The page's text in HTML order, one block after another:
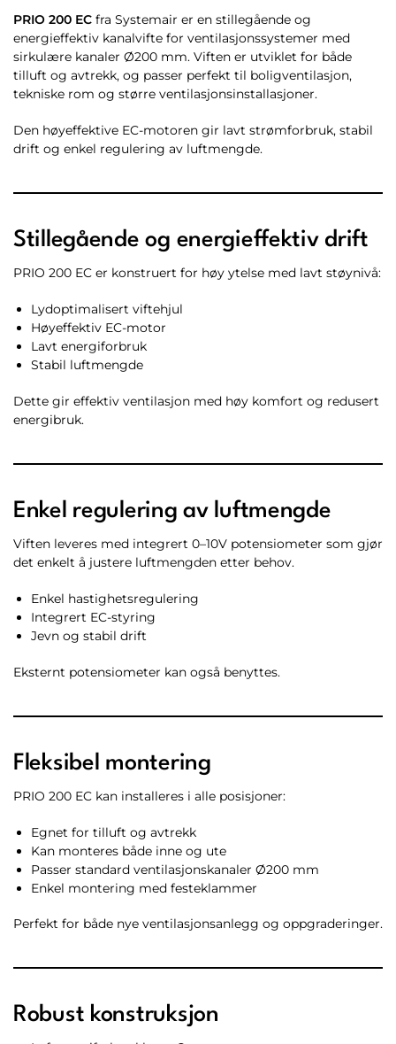
PRIO 200 EC fra Systemair er en stillegående og
energieffektiv kanalvifte for ventilasjonssystemer med
sirkulære kanaler Ø200 mm. Viften er utviklet for både
tilluft og avtrekk, og passer perfekt til boligventilasjon,
tekniske rom og større ventilasjonsinstallasjoner.
Den høyeffektive EC-motoren gir lavt strømforbruk, stabil
drift og enkel regulering av luftmengde.
Stillegående og energieffektiv drift
PRIO 200 EC er konstruert for høy ytelse med lavt støynivå:
Lydoptimalisert viftehjul
Høyeffektiv EC-motor
Lavt energiforbruk
Stabil luftmengde
Dette gir effektiv ventilasjon med høy komfort og redusert
energibruk.
Enkel regulering av luftmengde
Viften leveres med integrert 0–10V potensiometer som gjør
det enkelt å justere luftmengden etter behov.
Enkel hastighetsregulering
Integrert EC-styring
Jevn og stabil drift
Eksternt potensiometer kan også benyttes.
Fleksibel montering
PRIO 200 EC kan installeres i alle posisjoner:
Egnet for tilluft og avtrekk
Kan monteres både inne og ute
Passer standard ventilasjonskanaler Ø200 mm
Enkel montering med festeklammer
Perfekt for både nye ventilasjonsanlegg og oppgraderinger.
Robust konstruksjon